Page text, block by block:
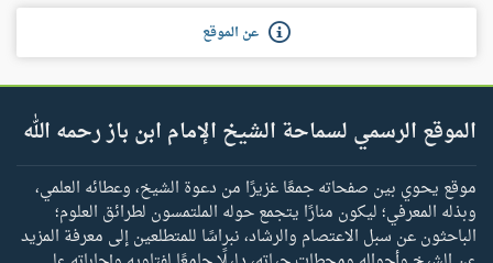
عن الموقع
الموقع الرسمي لسماحة الشيخ الإمام ابن باز رحمه الله
موقع يحوي بين صفحاته جمعًا غزيرًا من دعوة الشيخ، وعطائه العلمي،
وبذله المعرفي؛ ليكون منارًا يتجمع حوله الملتمسون لطرائق العلوم؛
الباحثون عن سبل الاعتصام والرشاد، نبراسًا للمتطلعين إلى معرفة المزيد